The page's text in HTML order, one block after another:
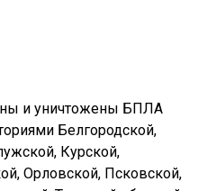
и уничтожены БПЛА
Белгородской,
Курской,
Орловской, Псковской,